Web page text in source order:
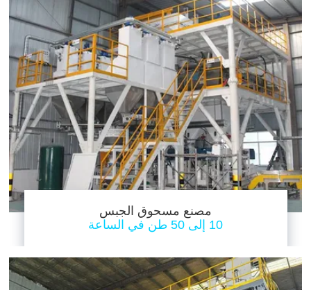
مصنع مسحوق الجبس
10 إلى 50 طن في الساعة